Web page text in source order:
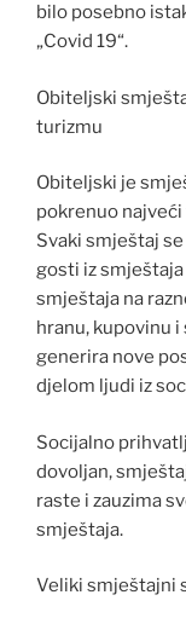
bilo posebno
„Covid 19“.
Obiteljski
turizmu
Obiteljski je
pokrenuo
Svaki smještaj
gosti iz
smještaja na
hranu, kupovinu i
generira nove
djelom ljudi iz
Socijalno
dovoljan,
raste i zauzima
smještaja.
Veliki smještajni